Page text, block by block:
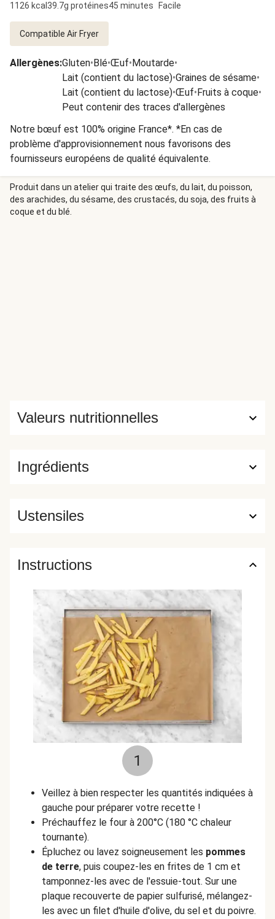
1126 kcal 39.7g protéines45 minutes
Facile
Compatible Air Fryer
Allergènes:Gluten•Blé•Œuf•Moutarde•
Lait (contient du lactose)•Graines de sésame•
Lait (contient du lactose)•Œuf•Fruits à coque•
Peut contenir des traces d'allergènes
Notre bœuf est 100% origine France*. *En cas de
problème d'approvisionnement nous favorisons des
fournisseurs européens de qualité équivalente.
Produit dans un atelier qui traite des œufs, du lait, du poisson,
des arachides, du sésame, des crustacés, du soja, des fruits à
coque et du blé.
Ingrédients
Valeurs nutritionnelles
Ustensiles
Instructions
1
Veillez à bien respecter les quantités indiquées à
gauche pour préparer votre recette !
Préchauffez le four à 200°C (180 °C chaleur
tournante).
Épluchez ou lavez soigneusement les pommes
de terre, puis coupez-les en frites de 1 cm et
tamponnez-les avec de l'essuie-tout. Sur une
plaque recouverte de papier sulfurisé, mélangez-
les avec un filet d'huile d'olive, du sel et du poivre.